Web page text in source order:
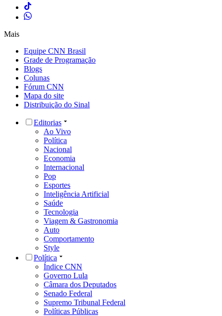
Mais
Equipe CNN Brasil
Grade de Programação
Blogs
Colunas
Fórum CNN
Mapa do site
Distribuição do Sinal
Editorias
Ao Vivo
Política
Nacional
Economia
Internacional
Pop
Esportes
Inteligência Artificial
Saúde
Tecnologia
Viagem & Gastronomia
Auto
Comportamento
Style
Política
Índice CNN
Governo Lula
Câmara dos Deputados
Senado Federal
Supremo Tribunal Federal
Políticas Públicas